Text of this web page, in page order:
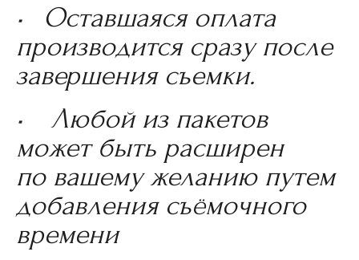
• Оставшаяся оплата
производится сразу после
завершения съемки.
• Любой из пакетов
может быть расширен
по вашему желанию путем
добавления съёмочного
времени